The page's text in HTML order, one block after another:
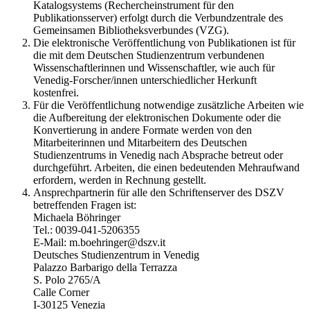
Katalogsystems (Rechercheinstrument für den
Publikationsserver) erfolgt durch die Verbundzentrale des
Gemeinsamen Bibliotheksverbundes (VZG).
Die elektronische Veröffentlichung von Publikationen ist für
die mit dem Deutschen Studienzentrum verbundenen
Wissenschaftlerinnen und Wissenschaftler, wie auch für
Venedig-Forscher/innen unterschiedlicher Herkunft
kostenfrei.
Für die Veröffentlichung notwendige zusätzliche Arbeiten wie
die Aufbereitung der elektronischen Dokumente oder die
Konvertierung in andere Formate werden von den
Mitarbeiterinnen und Mitarbeitern des Deutschen
Studienzentrums in Venedig nach Absprache betreut oder
durchgeführt. Arbeiten, die einen bedeutenden Mehraufwand
erfordern, werden in Rechnung gestellt.
Ansprechpartnerin für alle den Schriftenserver des DSZV
betreffenden Fragen ist:
Michaela Böhringer
Tel.: 0039-041-5206355
E-Mail: m.boehringer@dszv.it
Deutsches Studienzentrum in Venedig
Palazzo Barbarigo della Terrazza
S. Polo 2765/A
Calle Corner
I-30125 Venezia